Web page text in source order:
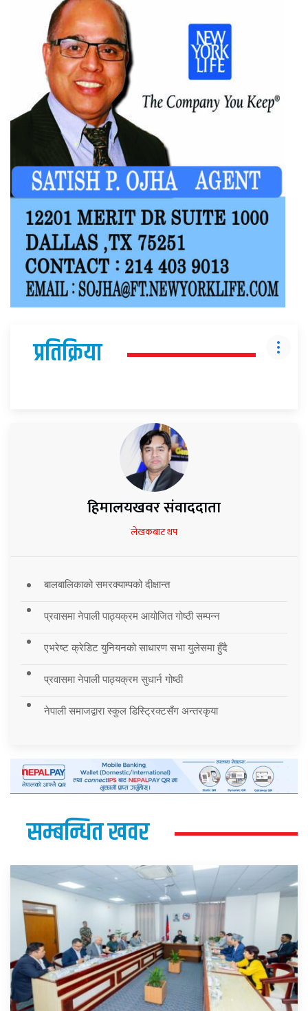
प्रतिक्रिया
हिमालयखवर संवाददाता
लेखकबाट थप
बालबालिकाको समरक्याम्पको दीक्षान्त
प्रवासमा नेपाली पाठ्यक्रम आयोजित गोष्ठी सम्पन्न
एभरेष्ट क्रेडिट युनियनको साधारण सभा युलेसमा हुँदै
प्रवासमा नेपाली पाठ्यक्रम सुधार्न गोष्ठी
नेपाली समाजद्वारा स्कुल डिस्ट्रिक्टसँग अन्तरकृया
सम्बन्धित खवर